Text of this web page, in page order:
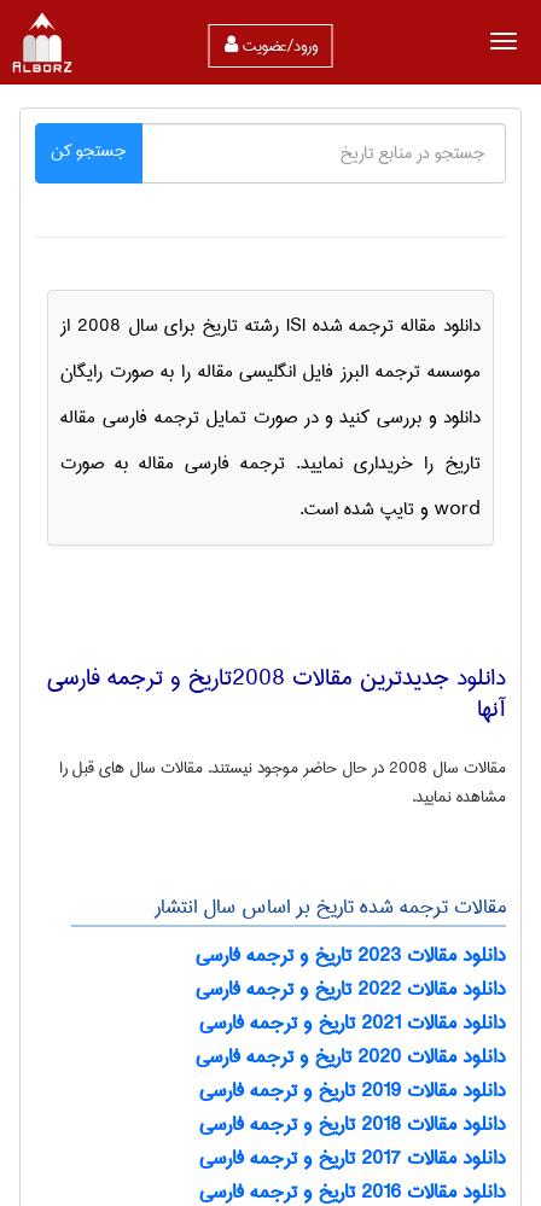
ورود/عضویت
جستجو کن
دانلود مقاله ترجمه شده ISI رشته تاريخ برای سال 2008 از
موسسه ترجمه البرز فایل انگلیسی مقاله را به صورت رایگان
دانلود و بررسی کنید و در صورت تمایل ترجمه فارسی مقاله
تاريخ را خریداری نمایید. ترجمه فارسی مقاله به صورت
word و تایپ شده است.
دانلود جدیدترین مقالات 2008تاريخ و ترجمه فارسی
آنها
مقالات سال 2008 در حال حاضر موجود نیستند. مقالات سال های قبل را
مشاهده نمایید.
مقالات ترجمه شدهتاريخبر اساس سال انتشار
دانلود مقالات 2023 تاريخ و ترجمه فارسی
دانلود مقالات 2022 تاريخ و ترجمه فارسی
دانلود مقالات 2021 تاريخ و ترجمه فارسی
دانلود مقالات 2020 تاريخ و ترجمه فارسی
دانلود مقالات 2019 تاريخ و ترجمه فارسی
دانلود مقالات 2018 تاريخ و ترجمه فارسی
دانلود مقالات 2017 تاريخ و ترجمه فارسی
دانلود مقالات 2016 تاريخ و ترجمه فارسی